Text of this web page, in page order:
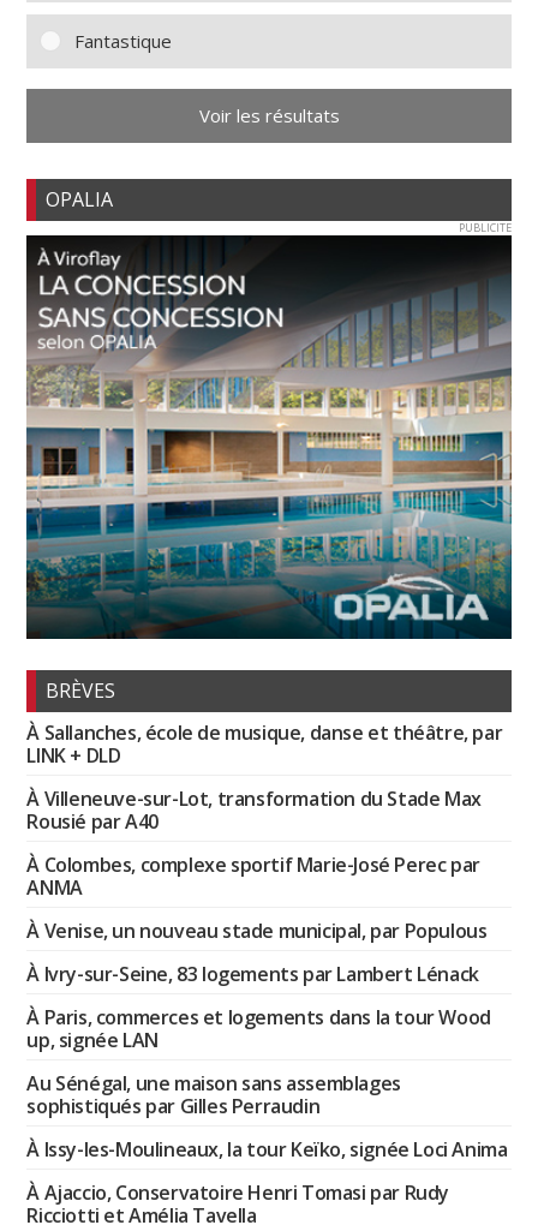
Fantastique
Voir les résultats
OPALIA
PUBLICITE
BRÈVES
À Sallanches, école de musique, danse et théâtre, par
LINK + DLD
À Villeneuve-sur-Lot, transformation du Stade Max
Rousié par A40
À Colombes, complexe sportif Marie-José Perec par
ANMA
À Venise, un nouveau stade municipal, par Populous
À Ivry-sur-Seine, 83 logements par Lambert Lénack
À Paris, commerces et logements dans la tour Wood
up, signée LAN
Au Sénégal, une maison sans assemblages
sophistiqués par Gilles Perraudin
À Issy-les-Moulineaux, la tour Keïko, signée Loci Anima
À Ajaccio, Conservatoire Henri Tomasi par Rudy
Ricciotti et Amélia Tavella